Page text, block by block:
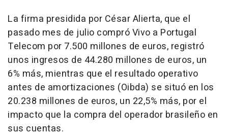
La firma presidida por César Alierta, que el
pasado mes de julio compró Vivo a Portugal
Telecom por 7.500 millones de euros, registró
unos ingresos de 44.280 millones de euros, un
6% más, mientras que el resultado operativo
antes de amortizaciones (Oibda) se situó en los
20.238 millones de euros, un 22,5% más, por el
impacto que la compra del operador brasileño en
sus cuentas.